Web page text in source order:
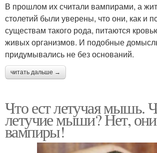
В прошлом их считали вампирами, а
столетий были уверены, что они, как и
существам такого рода, питаются
живых организмов. И подобные
придумывались не без оснований.
читать дальше →
Что ест летучая мышь.
летучие мыши? Нет, они
вампиры!